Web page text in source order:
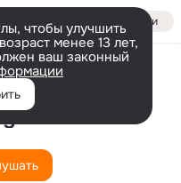
Войти
чтобы улучшить
менее 13 лет,
ваш законный
Famous